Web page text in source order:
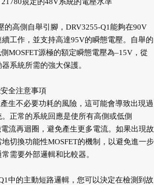
的高側自舉引腳，DRV3255-Q1能夠在90V
工作，並支持高達95V的瞬態電壓。自舉的
MOSFET源極的額定瞬態電壓為–15V，從
系統所需的強大保護。
全注意事項
生不必要功耗的風險，這可能會導致出現過
正常的系統回應是使所有高側或低側
流再迴圈，避免產生更多電流。如果出現故
切換功能性MOSFET的機制，以避免進一步
需要外部邏輯和比較器。
中的主動短路邏輯，您可以決定在檢測到故